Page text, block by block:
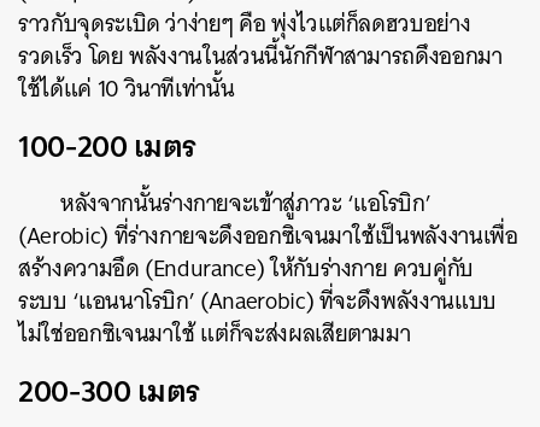
ราวกับจุดระเบิด ว่าง่ายๆ คือ พุ่งไวแต่ก็ลดฮวบอย่าง
รวดเร็ว โดย พลังงานในส่วนนี้นักกีฬาสามารถดึงออกมา
ใช้ได้แค่ 10 วินาทีเท่านั้น
100-200 เมตร
หลังจากนั้นร่างกายจะเข้าสู่ภาวะ ‘แอโรบิก’
(Aerobic) ที่ร่างกายจะดึงออกซิเจนมาใช้เป็นพลังงานเพื่อ
สร้างความอึด (Endurance) ให้กับร่างกาย ควบคู่กับ
ระบบ ‘แอนนาโรบิก’ (Anaerobic) ที่จะดึงพลังงานแบบ
ไม่ใช่ออกซิเจนมาใช้ แต่ก็จะส่งผลเสียตามมา
200-300 เมตร
ค้นหา
SHARE TWEET LINE EMAIL